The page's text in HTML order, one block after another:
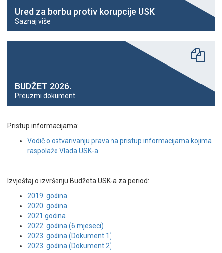
Ured za borbu protiv korupcije USK
Saznaj više
BUDŽET 2026.
Preuzmi dokument
Pristup informacijama:
Vodič o ostvarivanju prava na pristup informacijama kojima
raspolaže Vlada USK-a
Izvještaj o izvršenju Budžeta USK-a za period:
2019. godina
2020. godina
2021.godina
2022. godina (6 mjeseci)
2023. godina (Dokument 1)
2023. godina (Dokument 2)